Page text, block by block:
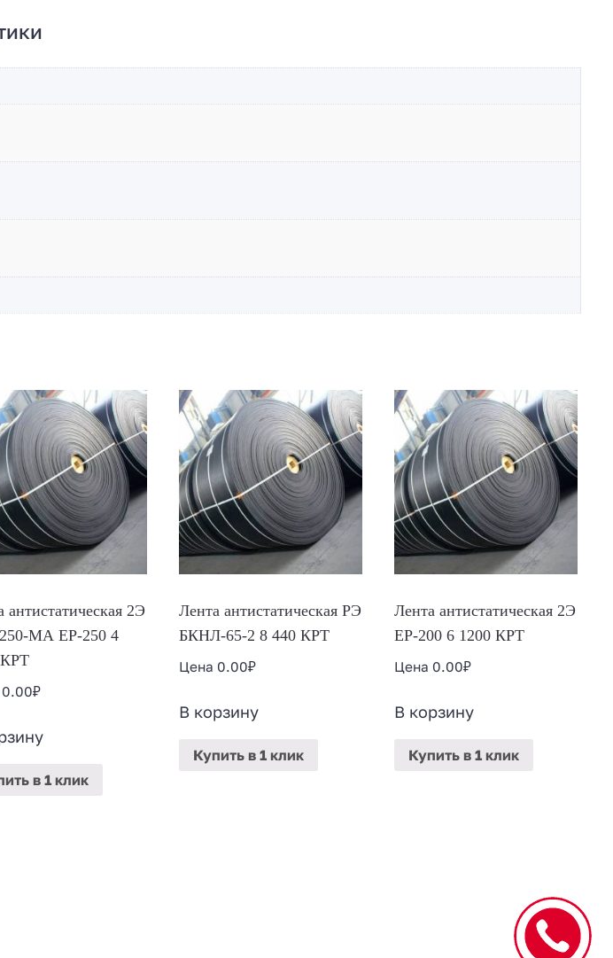
антистатическая 2Э
МА ЕР-250 4
0.00₽
в 1 клик
Лента антистатическая РЭ
БКНЛ-65-2 8 440 КРТ
Цена 0.00₽
В корзину
Купитьв 1 клик
Лента антистатическая 2Э
ЕР-200 6 1200 КРТ
Цена 0.00₽
В корзину
Купить в 1 клик